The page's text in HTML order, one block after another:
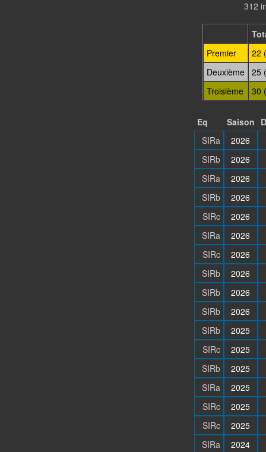
312
Premier
22
Deuxième 25
Troisième
30
Eq Saison
SIRa
2026
SIRb
2026
SIRa
2026
SIRb
2026
SIRc
2026
SIRa
2026
SIRc
2026
SIRb
2026
SIRb
2026
SIRb
2026
SIRb
2025
SIRc
2025
SIRb
2025
SIRa
2025
SIRc
2025
SIRc
2025
SIRa
2024